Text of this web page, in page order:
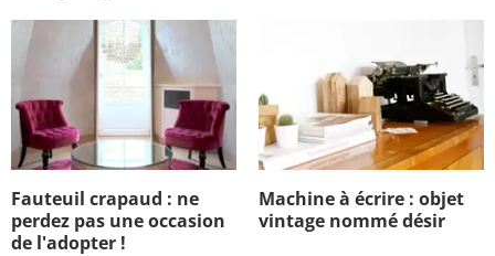
Fauteuil crapaud : ne
perdez pas une occasion
de l'adopter !
Machine à écrire : objet
vintage nommé désir